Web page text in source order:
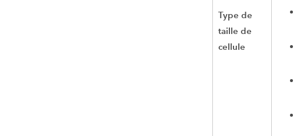
Type de
taille de
cellule